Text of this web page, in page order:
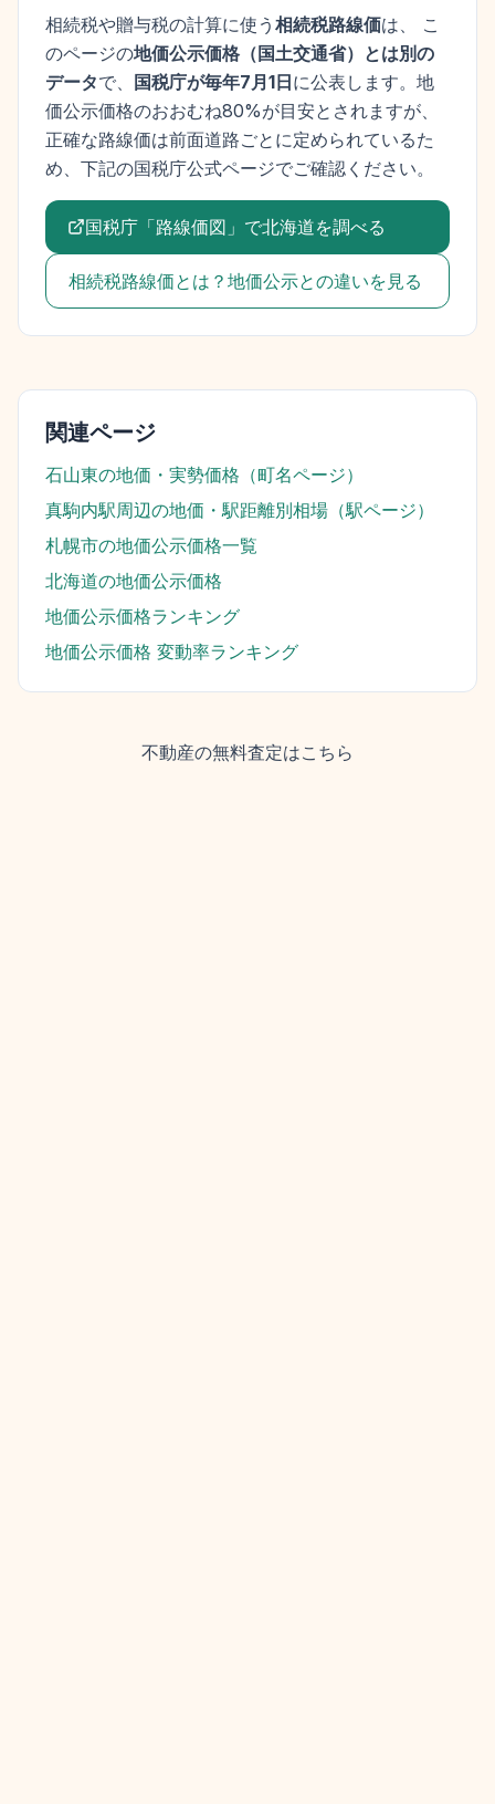
相続税や贈与税の計算に使う 相続税路線価は、 こ
のページの地価公示価格 （ 国土交通省）とは別の
データで、 国税庁が毎年7月1日に公表します。 地
価公示価格のおおむね80%が目安とされますが、
正確な路線価は前面道路ごとに定められているた
め、下記の国税庁公式ページでご確認ください。
国税庁「路線価図」で北海道を調べる
相続税路線価とは？地価公示との違いを見る
関連ページ
石山東の地価・実勢価格（町名ページ）
真駒内駅周辺の地価・駅距離別相場（駅ページ）
札幌市の地価公示価格一覧
北海道の地価公示価格
地価公示価格ランキング
地価公示価格 変動率ランキング
不動産の無料査定はこちら